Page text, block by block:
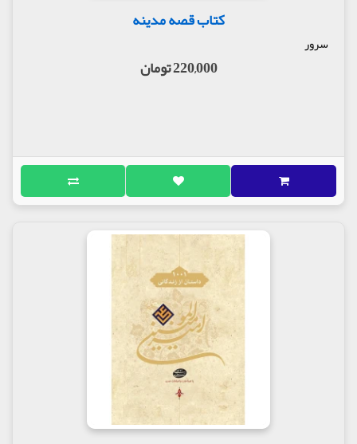
کتاب قصه مدینه
سرور
220,000 تومان